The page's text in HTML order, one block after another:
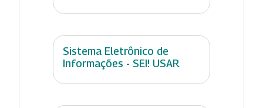
Sistema Eletrônico de
Informações - SEI! USAR